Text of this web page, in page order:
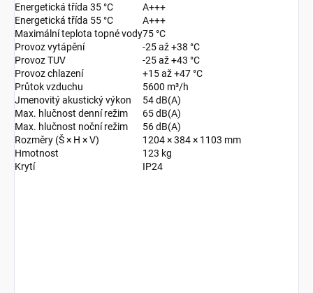
Energetická třída 35 °C
A+++
Energetická třída 55 °C
A+++
Maximální teplota topné vody75 °C
Provoz vytápění
-25 až +38 °C
Provoz TUV
-25 až +43 °C
Provoz chlazení
+15 až +47 °C
Průtok vzduchu
5600 m³/h
Jmenovitý akustický výkon
54 dB(A)
Max. hlučnost denní režim
65 dB(A)
Max. hlučnost noční režim
56 dB(A)
Rozměry (Š × H × V)
1204 × 384 × 1103 mm
Hmotnost
123 kg
Krytí
IP24